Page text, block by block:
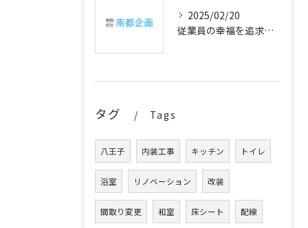
2025/02/20
従業員の幸福を追求するオフィスの内装アイデア
タグ Tags
八王子 内装工事 キッチン トイレ
浴室 リノベーション 改装
間取り変更 和室 床シート 配線